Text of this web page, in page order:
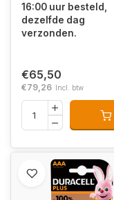
16:00 uur besteld,
dezelfde dag
verzonden.
€65,50
€79,26 Incl. btw